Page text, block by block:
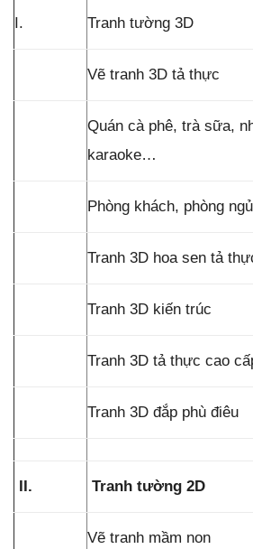
I. Tranh tường 3D
Vẽ tranh 3D tả thực
Quán cà phê, trà sữa,
karaoke…
Phòng khách, phòng
Tranh 3D hoa sen tả
Tranh 3D kiến trúc
Tranh 3D tả thực cao
Tranh 3D đắp phù điêu
II. Tranh tường 2D
Vẽ tranh mầm non